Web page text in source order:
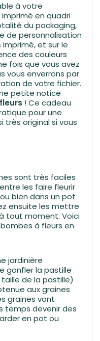
à votre
en quadri
du packaging,
de personnalisation
imprimé, et sur le
des couleurs
fois que vous avez
vous enverrons par
de votre fichier.
petite notice
! Ce cadeau
pour une
très original si vous
sont très faciles
les faire fleurir
bien dans un pot
ensuite les mettre
tout moment. Voici
à fleurs en
jardinière
gonfler la pastille
de la pastille)
aux graines
graines vont
temps devenir des
en pot ou